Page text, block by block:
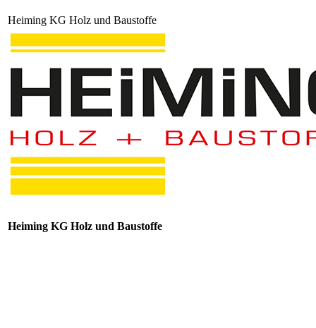
Heiming KG Holz und Baustoffe
Heiming KG Holz und Baustoffe